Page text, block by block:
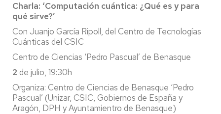
Charla: ‘Computación cuántica: ¿Qué es y para
qué sirve?’
Con Juanjo García Ripoll, del Centro de Tecnologías
Cuánticas del CSIC
Centro de Ciencias ‘Pedro Pascual’ de Benasque
2 de julio, 19:30h
Organiza: Centro de Ciencias de Benasque ‘Pedro
Pascual’ (Unizar, CSIC, Gobiernos de España y
Aragón, DPH y Ayuntamientro de Benasque)